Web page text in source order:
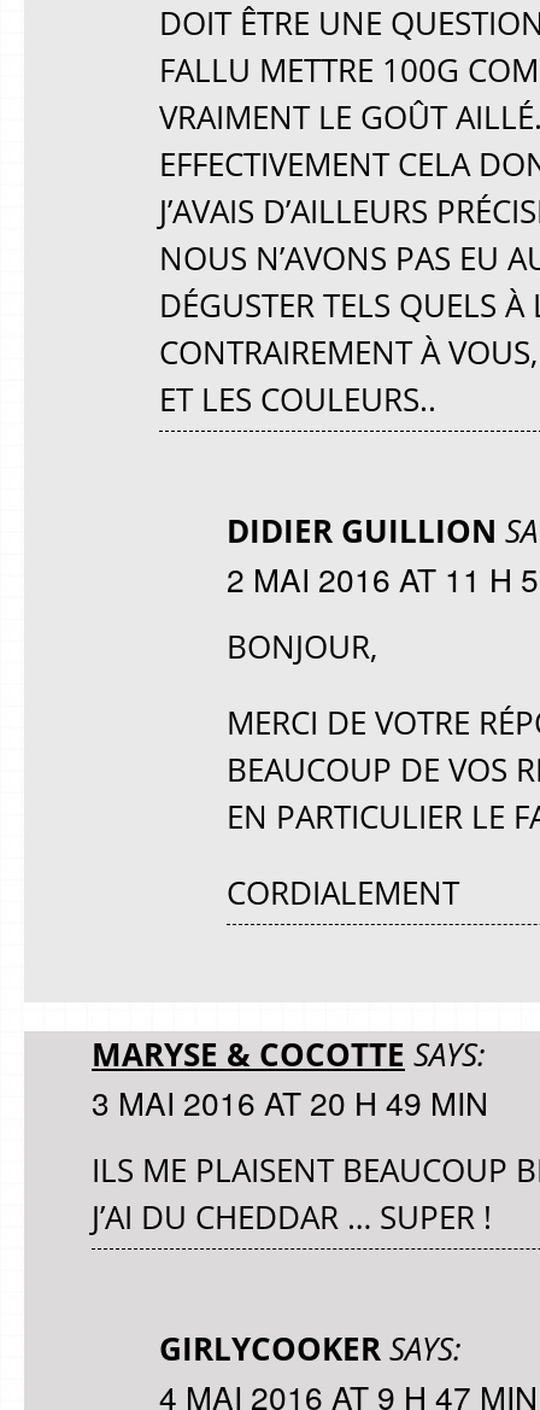
DOIT ÊTRE UNE
FALLU METTRE 100G
VRAIMENT LE GOÛT
EFFECTIVEMENT CELA
J’AVAIS D’AILLEURS
NOUS N’AVONS PAS EU
DÉGUSTER TELS QUELS À
CONTRAIREMENT À
ET LES COULEURS..
DIDIER GUILLION
2 MAI 2016 AT 11 H
BONJOUR,
MERCI DE VOTRE
BEAUCOUP DE VOS
EN PARTICULIER LE
CORDIALEMENT
MARYSE & COCOTTE SAYS:
3 MAI 2016 AT 20 H 49 MIN
ILS ME PLAISENT BEAUCOUP
J’AI DU CHEDDAR … SUPER !
GIRLYCOOKERSAYS:
4 MAI 2016 AT 9 H 47 MIN